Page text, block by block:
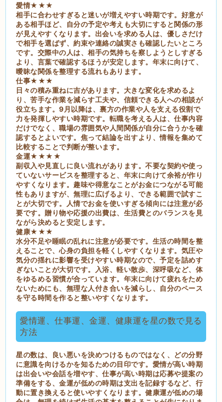
愛情★★★
相手に合わせすぎると迷いが増えやすい時期です。好意が
ある相手ほど、自分の予定や考えも大切にすると関係の形
が見えやすくなります。出会いを求める人は、優しさだけ
で相手を選ばず、約束や連絡の誠実さも確認したいところ
です。交際中の人は、相手の気持ちを察しようとしすぎる
より、言葉で確認するほうが安定します。年末に向けて、
曖昧な関係を整理する流れもあります。
仕事★★★
日々の積み重ねに吉があります。大きな変化を求めるよ
り、苦手な作業を減らす工夫や、信頼できる人への相談が
役立ちます。9月以降は、裏方の作業や人を支える役割で
力を発揮しやすい時期です。転職を考える人は、仕事内容
だけでなく、職場の雰囲気や人間関係が自分に合うかを確
認するとよいです。焦って結論を出すより、情報を集めて
比較することで判断が整います。
金運★★★★
副収入や見直しに良い流れがあります。不要な契約や使っ
ていないサービスを整理すると、年末に向けて余裕が作り
やすくなります。趣味や得意なことがお金につながる可能
性もありますが、無理に広げるより、できる範囲で試すこ
とが大切です。人情でお金を使いすぎる傾向には注意が必
要です。贈り物や応援の出費は、生活費とのバランスを見
ながら決めると安定します。
健康★★★
水分不足や睡眠の乱れに注意が必要です。生活の時間を整
えることで、心身の負担を軽くしやすくなります。気圧や
気分の揺れに影響を受けやすい時期なので、予定を詰めす
ぎないことが大切です。入浴、軽い散歩、深呼吸など、体
をゆるめる習慣が合っています。年末に向けて疲れをため
ないためにも、無理な人付き合いを減らし、自分のペース
を守る時間を作ると整いやすくなります。
愛情運、仕事運、金運、健康運を星の数で見る
方法
星の数は、良い悪いを決めつけるものではなく、どの分野
に意識を向けるかを知るための目印です。愛情が高い時期
は出会いや会話を増やす、仕事が高い時期は応募や提案の
準備をする、金運が低めの時期は支出を記録するなど、行
動に置き換えると使いやすくなります。健康運が低めの場